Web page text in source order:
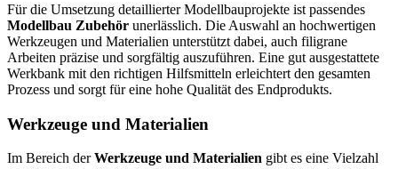
Für die Umsetzung detaillierter Modellbauprojekte ist passendes
Modellbau Zubehör unerlässlich. Die Auswahl an hochwertigen
Werkzeugen und Materialien unterstützt dabei, auch filigrane
Arbeiten präzise und sorgfältig auszuführen. Eine gut ausgestattete
Werkbank mit den richtigen Hilfsmitteln erleichtert den gesamten
Prozess und sorgt für eine hohe Qualität des Endprodukts.
Werkzeuge und Materialien
Im Bereich derWerkzeuge und Materialien gibt es eine Vielzahl